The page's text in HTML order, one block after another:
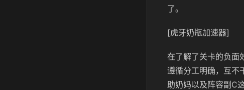
了。
[虎牙奶瓶加速器]
在了解了关卡的负面
遵循分工明确，互不
助奶妈以及阵容副C